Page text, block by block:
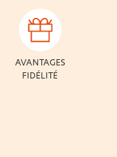
AVANTAGES
FIDÉLITÉ